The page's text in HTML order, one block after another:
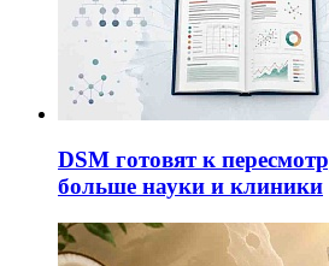
DSM готовят к
больше науки и клиники